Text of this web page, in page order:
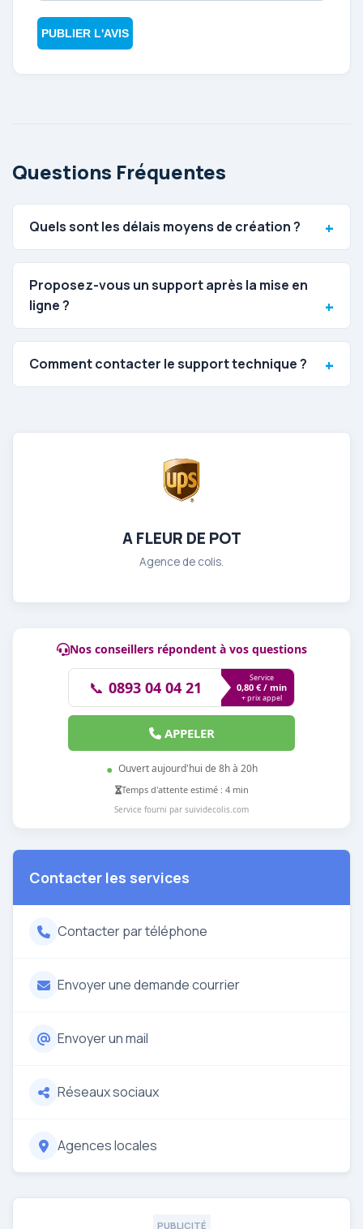
PUBLIER L'AVIS
Questions Fréquentes
Quels sont les délais moyens de création ?
Proposez-vous un support après la mise en
ligne ?
Comment contacter le support technique ?
A FLEUR DE POT
Agence de colis.
Nos conseillers répondent à vos questions
📞 0893 04 04 21
Service
0,80 € / min
+ prix appel
APPELER
● Ouvert aujourd'hui de 8h à 20h
Temps d'attente estimé : 4 min
Service fourni par suividecolis.com
Contacter les services
Contacter par téléphone
Envoyer une demande courrier
Envoyer un mail
Réseaux sociaux
Agences locales
PUBLICITÉ